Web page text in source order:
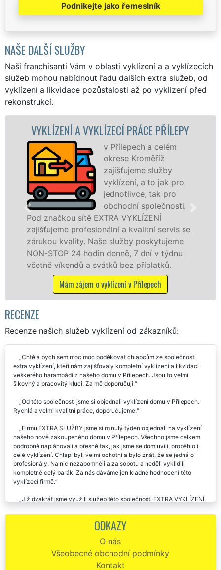
Podnikejte jako řemeslník
NAŠE DALŠÍ SLUŽBY
Naši franchisanti Vám v oblasti vyklízení a a vyklízecích
služeb mohou nabídnout řadu dalších extra služeb, od
vyklízení a likvidace pozůstalosti až po vyklizení před
rekonstrukcí.
A VYKLÍZECÍ PRÁCE PŘÍLEPY
v Přílepech a celém
okrese Kroměříž
zajišťujeme služby
vyklízení, a to jak pro
jednotlivce, tak pro
obchodní společnosti.
sítě EXTRA VYKLÍZENÍ
profesionální a kvalitní servis se
Naše služby poskytujeme
24 hodin denně, 7 dní v týdnu
a svátků bez příplatků.
zájem o vyklízení v Přílepech
jak
zárukou
STOP bez
RECENZE
Recenze našich služeb vyklízení od zákazníků:
Chtěla bych sem moc moc poděkovat chlapcům ze společnosti
extra vyklízení, kteří nám zajišťovaly kompletní vyklízení a likvidaci
veškerého harampádí z našeho domu v Přílepech. Jsou to velmi
šikovný a pracovitý kluci. Za mě doporučuji.
Od této společnosti jsme si objednali vyklízení domu v Přílepech.
Rychlá a velmi kvalitní práce, doporučujeme.
Firmu EXTRA SLUŽBY jsme si minulý týden objednali na vyklízení
našeho nově zakoupeného domu v Přílepech. Všechno jsme celkem
podrobně naplánovali a přesně tak, jak jsme se domluvili, proběhlo i
celé vyklízení. Chlapi byli velmi ochotní a bylo znát, že se jedná o
profesionály. Na nic nezapomněli a za sobotu a neděli vyklidili
kompletně celý barák. Za nás dáváme jen kladné hodnocení této
vyklízecí firmě.
Již dvakrát jsme využili služeb této společnosti EXTRA VYKLÍZENÍ.
zahradě v Přílepech, a minulý týden se nám postarali o vyklízení části
domu, kde se válel různý starý stavební materiál. Vždy si se vším
Jelikož jsme potřebovali vyklidit náš důmv Přílepech, na základě
ODKAZY
O nás
Všeobecné obchodní podmínky
Kontakt